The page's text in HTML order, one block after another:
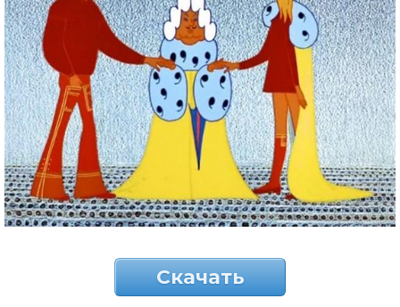
Скачать